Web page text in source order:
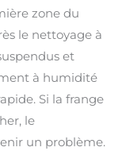
zone du
le nettoyage à
et
à humidité
Si la frange
le
un problème.